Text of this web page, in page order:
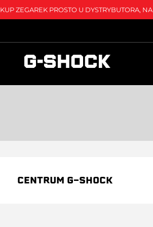
ZEGAREK PROSTO U DYSTRYBUTORA, NA
CENTRUM G-SHOCK